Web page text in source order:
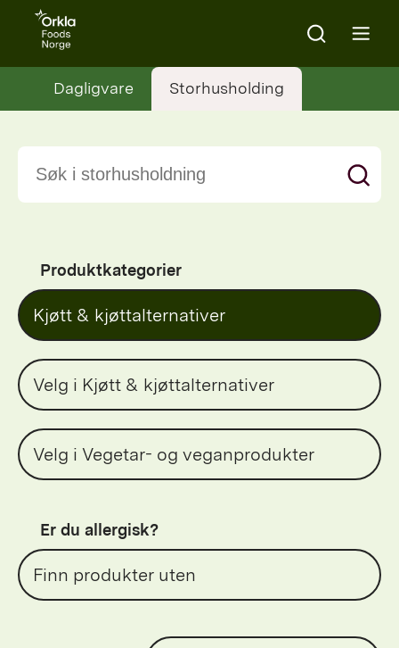
Go to frontpage
Search
Dagligvare Storhusholding
Produktkategorier
Kjøtt & kjøttalternativer
Velg i Kjøtt & kjøttalternativer
Velg i Vegetar- og veganprodukter
Er du allergisk?
Finn produkter uten